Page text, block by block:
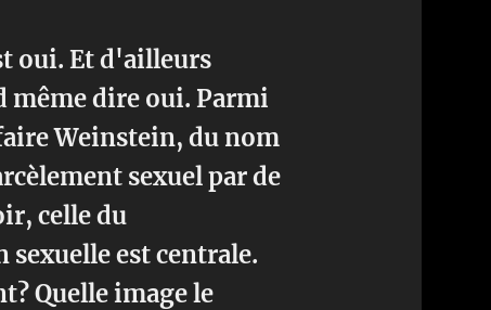
oui. Et d'ailleurs
même dire oui. Parmi
Weinstein, du nom
sexuel par de
celle du
est centrale.
Quelle image le